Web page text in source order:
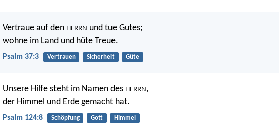
Vertraue auf den HERRN und tue Gutes;
wohne im Land und hüte Treue.
Psalm 37:3 Vertrauen Sicherheit Güte
Unsere Hilfe steht im Namen des HERRN ,
der Himmel und Erde gemacht hat.
Psalm 124:8 Schöpfung Gott Himmel